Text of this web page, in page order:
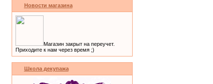
Новости магазина
Магазин закрыт на переучет.
Приходите к нам через время ;)
Школа декупажа